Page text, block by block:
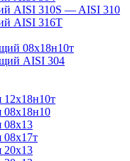
AISI 310S — AISI 310
AISI 316T
08х18н10т
AISI 304
08х18н10
08х13
20х13